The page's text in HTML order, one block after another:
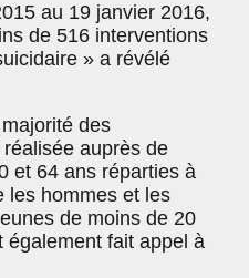
au 19 janvier 2016,
de 516 interventions
» a révélé
des
auprès de
et 64 ans réparties à
les hommes et les
de moins de 20
également fait appel à